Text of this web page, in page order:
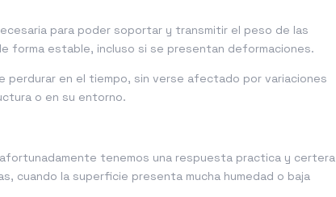
para poder soportar y transmitir el peso de las
forma estable, incluso si se presentan deformaciones.
perdurar en el tiempo, sin verse afectado por variaciones
o en su entorno.
tenemos una respuesta practica y certera
cuando la superficie presenta mucha humedad o baja